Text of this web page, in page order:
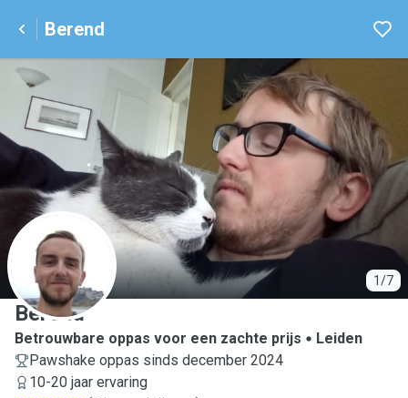
Berend
1/7
B
Berend
Betrouwbare oppas voor een zachte prijs
Leiden
Pawshake oppas sinds december 2024
10-20 jaar ervaring